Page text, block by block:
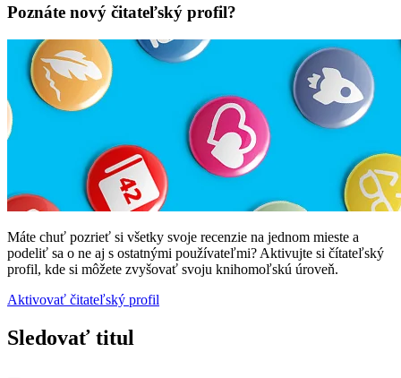
Poznáte nový čitateľský profil?
Máte chuť pozrieť si všetky svoje recenzie na jednom mieste a
podeliť sa o ne aj s ostatnými používateľmi? Aktivujte si čítateľský
profil, kde si môžete zvyšovať svoju knihomoľskú úroveň.
Aktivovať čitateľský profil
Sledovať titul